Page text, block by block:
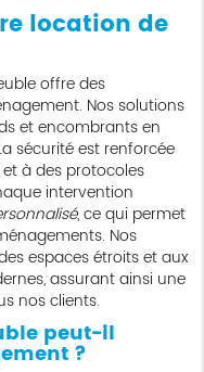
location de
offre des
Nos solutions
et encombrants en
sécurité est renforcée
à des protocoles
intervention
, ce qui permet
Nos
espaces étroits et aux
assurant ainsi une
nos clients.
peut-il
?